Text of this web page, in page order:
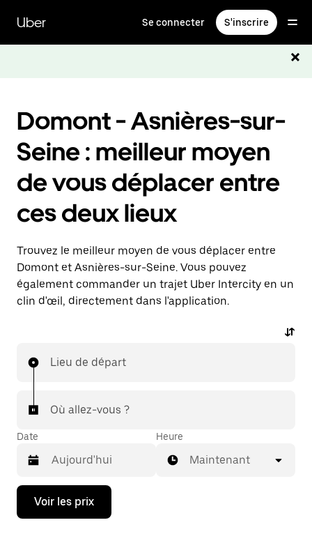
contenu
principal
Uber Se connecter S'inscrire
Domont - Asnières-sur-
Seine : meilleur moyen
de vous déplacer entre
ces deux lieux
Trouvez le meilleur moyen de vous déplacer entre
Domont et Asnières-sur-Seine. Vous pouvez
également commander un trajet Uber Intercity en un
clin d'œil, directement dans l'application.
Lieu de départ
Où allez-vous ?
Date
Appuyez
la
Heure
Maintenant
Voir les prix